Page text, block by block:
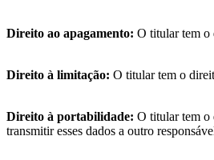
Direito ao apagamento: O titular tem o
Direito à limitação: O titular tem o
Direito à portabilidade: O titular tem o
transmitir esses dados a outro